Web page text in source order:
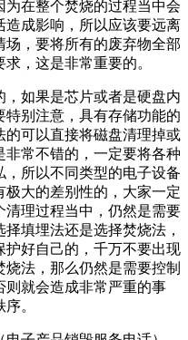
在整个焚烧的过程当中会
成影响，所以应该要远离
，要将所有的废弃物全部
，这是非常重要的。
如果是芯片或者是硬盘内
别注意，具有存储功能的
可以直接将磁盘清理掉或
常不错的，一定要将各种
所以不同类型的电子设备
大的差别性的，大家一定
理过程当中，仍然是需要
填埋法还是选择焚烧法，
好自己的，千万不要出现
法，那么仍然是需要控制
则就会造成非常严重的事
。